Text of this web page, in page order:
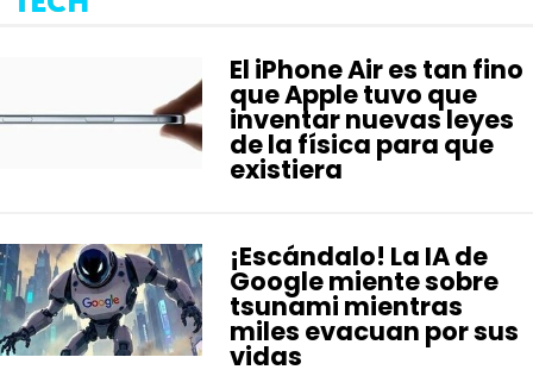
El iPhone Air es tan fino
que Apple tuvo que
inventar nuevas leyes
de la física para que
existiera
¡Escándalo! La IA de
Google miente sobre
tsunami mientras
miles evacuan por sus
vidas